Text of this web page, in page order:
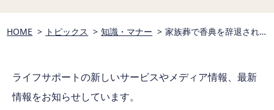
HOME トピックス 知識・マナー
家族葬で香典を辞退され
ライフサポートの新しいサービスやメディア情報、 最新
情報をお知らせしています。